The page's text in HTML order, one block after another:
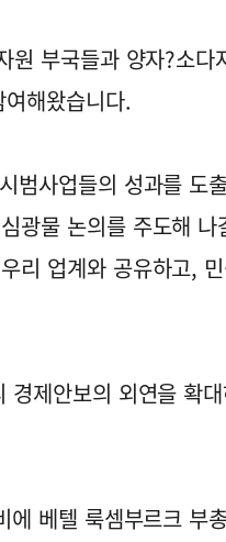
부국들과 양자?소다
해왔습니다.
범사업들의 성과를 도
광물 논의를 주도해
리 업계와 공유하고,
제안보의 외연을 확
베텔 룩셈부르크 부